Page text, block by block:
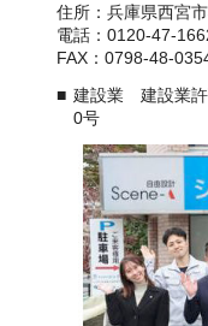
住所：兵庫県西宮
電話：0120-47-
FAX：0798-48-
建設業 建設業許
0号